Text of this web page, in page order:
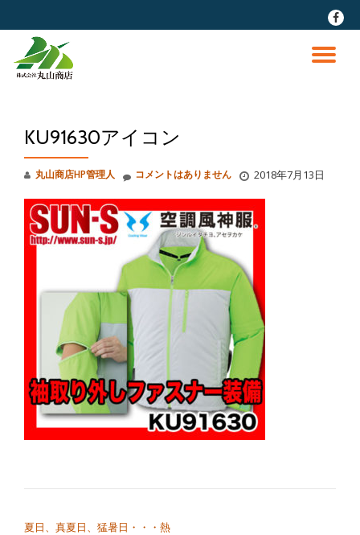
fa-
ナ
え
KU91630アイコン
丸山商店HP管理人 2018年7月13日
コメントはありません
夏日、真夏日、猛暑日・・・熱